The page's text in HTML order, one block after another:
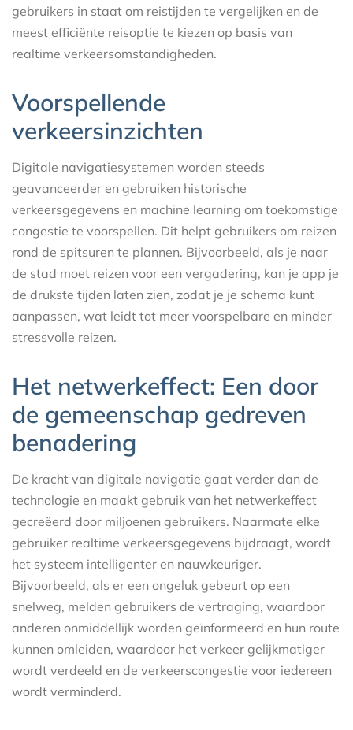
gebruikers in staat om reistijden te vergelijken en de
meest efficiënte reisoptie te kiezen op basis van
realtime verkeersomstandigheden.
Voorspellende
verkeersinzichten
Digitale navigatiesystemen worden steeds
geavanceerder en gebruiken historische
verkeersgegevens en machine learning om toekomstige
congestie te voorspellen. Dit helpt gebruikers om reizen
rond de spitsuren te plannen. Bijvoorbeeld, als je naar
de stad moet reizen voor een vergadering, kan je app je
de drukste tijden laten zien, zodat je je schema kunt
aanpassen, wat leidt tot meer voorspelbare en minder
stressvolle reizen.
Het netwerkeffect: Een door
de gemeenschap gedreven
benadering
De kracht van digitale navigatie gaat verder dan de
technologie en maakt gebruik van het netwerkeffect
gecreëerd door miljoenen gebruikers. Naarmate elke
gebruiker realtime verkeersgegevens bijdraagt, wordt
het systeem intelligenter en nauwkeuriger.
Bijvoorbeeld, als er een ongeluk gebeurt op een
snelweg, melden gebruikers de vertraging, waardoor
anderen onmiddellijk worden geïnformeerd en hun route
kunnen omleiden, waardoor het verkeer gelijkmatiger
wordt verdeeld en de verkeerscongestie voor iedereen
wordt verminderd.